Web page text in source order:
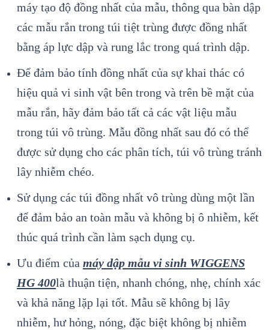
máy tạo độ đồng nhất của mẫu, thông qua bàn dập
các mẫu rắn trong túi tiệt trùng được đồng nhất
bằng áp lực dập và rung lắc trong quá trình dập.
Để đảm bảo tính đồng nhất của sự khai thác có
hiệu quả vi sinh vật bên trong và trên bề mặt của
mẫu rắn, hãy đảm bảo tất cả các vật liệu mẫu
trong túi vô trùng. Mẫu đồng nhất sau đó có thể
được sử dụng cho các phân tích, túi vô trùng tránh
lây nhiễm chéo.
Sử dụng các túi đồng nhất vô trùng dùng một lần
để đảm bảo an toàn mẫu và không bị ô nhiễm, kết
thúc quá trình cần làm sạch dụng cụ.
Ưu điểm của máy dập mẫu vi sinh WIGGENS
HG 400là thuận tiện, nhanh chóng, nhẹ, chính xác
và khả năng lặp lại tốt. Mẫu sẽ không bị lây
nhiễm, hư hỏng, nóng, đặc biệt không bị nhiễm